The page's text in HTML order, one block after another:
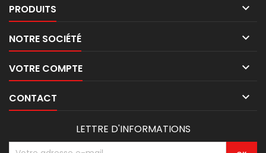
PRODUITS 
NOTRE SOCIÉTÉ 
VOTRE COMPTE 
CONTACT 
LETTRE D'INFORMATIONS